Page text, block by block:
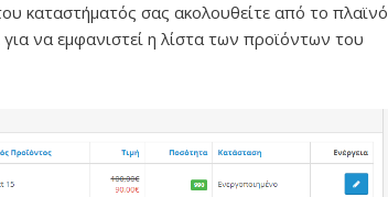
καταστήματός σας ακολουθείτε από το πλαϊνό
για να εμφανιστεί η λίστα των προϊόντων του